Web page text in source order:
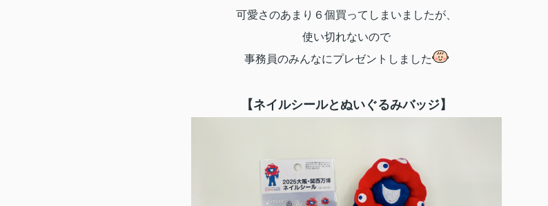
可愛さのあまり６個買ってしまいましたが、
使い切れないので
事務員のみんなにプレゼントしました
【ネイルシールとぬいぐるみバッジ】